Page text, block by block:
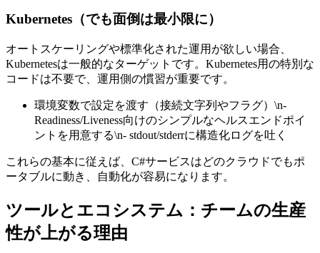
Kubernetes（でも面倒は最小限に）
オートスケーリングや標準化された運用が欲しい場合、
Kubernetesは一般的なターゲットです。Kubernetes用の特別な
コードは不要で、運用側の慣習が重要です。
環境変数で設定を渡す（接続文字列やフラグ）\n-
Readiness/Liveness向けのシンプルなヘルスエンドポイ
ントを用意する\n- stdout/stderrに構造化ログを吐く
これらの基本に従えば、C#サービスはどのクラウドでもポ
ータブルに動き、自動化が容易になります。
ツールとエコシステム：チームの生産
性が上がる理由